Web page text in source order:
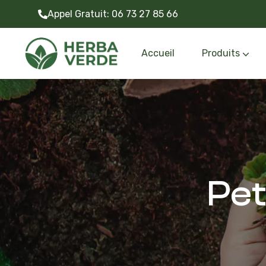
Appel Gratuit: 06 73 27 85 66
Accueil Produits